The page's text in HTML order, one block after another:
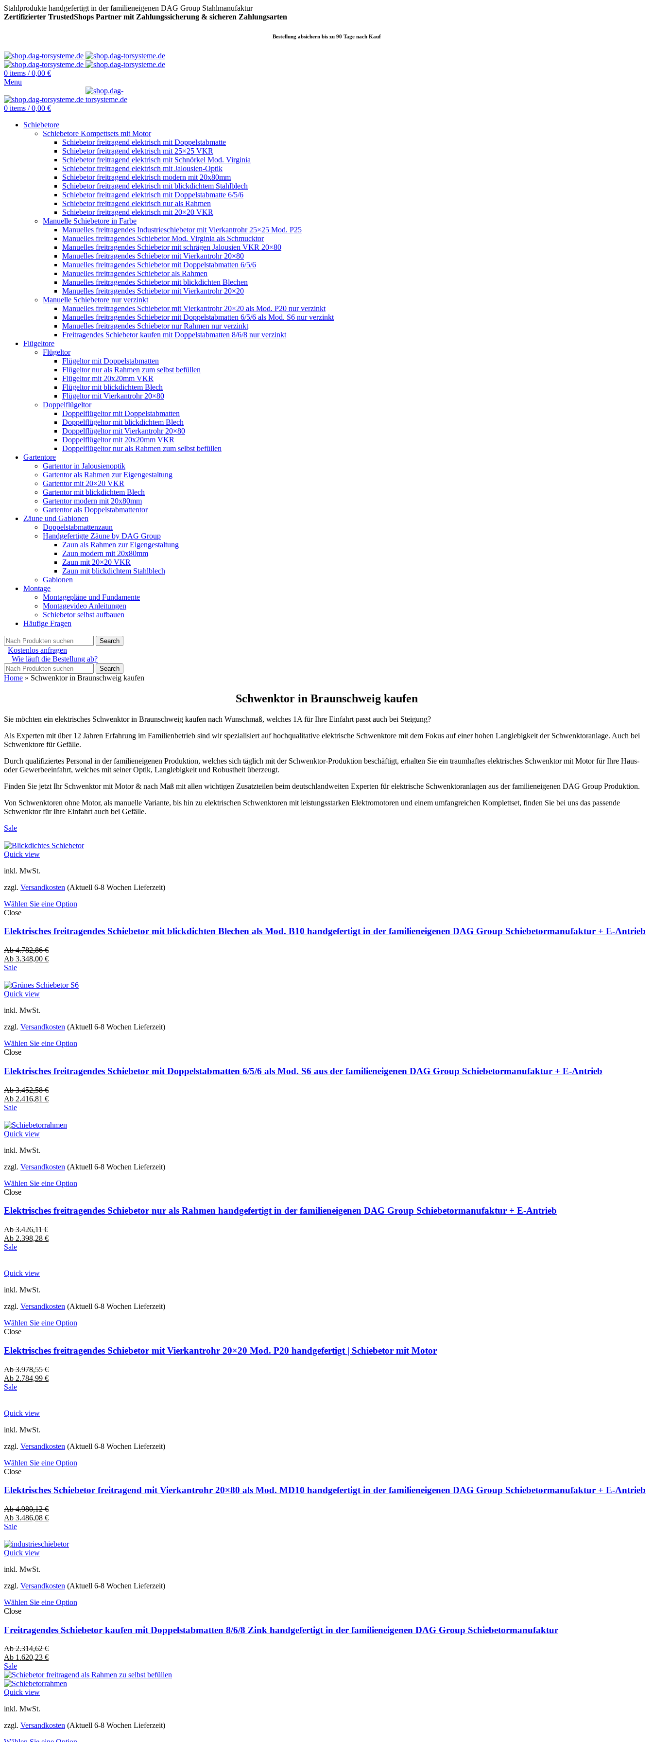
Stahlprodukte handgefertigt in der familieneigenen DAG Group Stahlmanufaktur
Zertifizierter TrustedShops Partner mit Zahlungssicherung & sicheren Zahlungsarten
Bestellung absichern bis zu 90 Tage nach Kauf
0 items / 0,00 €
Menu
0 items / 0,00 €
Schiebetore
Schiebetore Kompettsets mit Motor
Schiebetor freitragend elektrisch mit Doppelstabmatte
Schiebetor freitragend elektrisch mit 25×25 VKR
Schiebetor freitragend elektrisch mit Schnörkel Mod. Virginia
Schiebetor freitragend elektrisch mit Jalousien-Optik
Schiebetor freitragend elektrisch modern mit 20x80mm
Schiebetor freitragend elektrisch mit blickdichtem Stahlblech
Schiebetor freitragend elektrisch mit Doppelstabmatte 6/5/6
Schiebetor freitragend elektrisch nur als Rahmen
Schiebetor freitragend elektrisch mit 20×20 VKR
Manuelle Schiebetore in Farbe
Manuelles freitragendes Industrieschiebetor mit Vierkantrohr 25×25 Mod. P25
Manuelles freitragendes Schiebetor Mod. Virginia als Schmucktor
Manuelles freitragendes Schiebetor mit schrägen Jalousien VKR 20×80
Manuelles freitragendes Schiebetor mit Vierkantrohr 20×80
Manuelles freitragendes Schiebetor mit Doppelstabmatten 6/5/6
Manuelles freitragendes Schiebetor als Rahmen
Manuelles freitragendes Schiebetor mit blickdichten Blechen
Manuelles freitragendes Schiebetor mit Vierkantrohr 20×20
Manuelle Schiebetore nur verzinkt
Manuelles freitragendes Schiebetor mit Vierkantrohr 20×20 als Mod. P20 nur verzinkt
Manuelles freitragendes Schiebetor mit Doppelstabmatten 6/5/6 als Mod. S6 nur verzinkt
Manuelles freitragendes Schiebetor nur Rahmen nur verzinkt
Freitragendes Schiebetor kaufen mit Doppelstabmatten 8/6/8 nur verzinkt
Flügeltore
Flügeltor
Flügeltor mit Doppelstabmatten
Flügeltor nur als Rahmen zum selbst befüllen
Flügeltor mit 20x20mm VKR
Flügeltor mit blickdichtem Blech
Flügeltor mit Vierkantrohr 20×80
Doppelflügeltor
Doppelflügeltor mit Doppelstabmatten
Doppelflügeltor mit blickdichtem Blech
Doppelflügeltor mit Vierkantrohr 20×80
Doppelflügeltor mit 20x20mm VKR
Doppelflügeltor nur als Rahmen zum selbst befüllen
Gartentore
Gartentor in Jalousienoptik
Gartentor als Rahmen zur Eigengestaltung
Gartentor mit 20×20 VKR
Gartentor mit blickdichtem Blech
Gartentor modern mit 20x80mm
Gartentor als Doppelstabmattentor
Zäune und Gabionen
Doppelstabmattenzaun
Handgefertigte Zäune by DAG Group
Zaun als Rahmen zur Eigengestaltung
Zaun modern mit 20x80mm
Zaun mit 20×20 VKR
Zaun mit blickdichtem Stahlblech
Gabionen
Montage
Montagepläne und Fundamente
Montagevideo Anleitungen
Schiebetor selbst aufbauen
Häufige Fragen
Search
Kostenlos anfragen
Wie läuft die Bestellung ab?
Search
Home » Schwenktor in Braunschweig kaufen
Schwenktor in Braunschweig kaufen
Sie möchten ein elektrisches Schwenktor in Braunschweig kaufen nach Wunschmaß, welches 1A für Ihre Einfahrt passt auch bei Steigung?
Als Experten mit über 12 Jahren Erfahrung im Familienbetrieb sind wir spezialisiert auf hochqualitative elektrische Schwenktore mit dem Fokus auf einer hohen Langlebigkeit der Schwenktoranlage. Auch bei
Schwenktore für Gefälle.
Durch qualifiziertes Personal in der familieneigenen Produktion, welches sich täglich mit der Schwenktor-Produktion beschäftigt, erhalten Sie ein traumhaftes elektrisches Schwenktor mit Motor für Ihre Haus-
oder Gewerbeeinfahrt, welches mit seiner Optik, Langlebigkeit und Robustheit überzeugt.
Finden Sie jetzt Ihr Schwenktor mit Motor & nach Maß mit allen wichtigen Zusatzteilen beim deutschlandweiten Experten für elektrische Schwenktoranlagen aus der familieneigenen DAG Group Produktion.
Von Schwenktoren ohne Motor, als manuelle Variante, bis hin zu elektrischen Schwenktoren mit leistungsstarken Elektromotoren und einem umfangreichen Komplettset, finden Sie bei uns das passende
Schwenktor für Ihre Einfahrt auch bei Gefälle.
Sale
Quick view
inkl. MwSt.
zzgl. Versandkosten (Aktuell 6-8 Wochen Lieferzeit)
Wählen Sie eine Option
Close
Elektrisches freitragendes Schiebetor mit blickdichten Blechen als Mod. B10 handgefertigt in der familieneigenen DAG Group Schiebetormanufaktur + E-Antrieb
Ab4.782,86€
Ab 3.348,00 €
Sale
Quick view
inkl. MwSt.
zzgl. Versandkosten (Aktuell 6-8 Wochen Lieferzeit)
Wählen Sie eine Option
Close
Elektrisches freitragendes Schiebetor mit Doppelstabmatten 6/5/6 als Mod. S6 aus der familieneigenen DAG Group Schiebetormanufaktur + E-Antrieb
Ab3.452,58€
Ab 2.416,81 €
Sale
Quick view
inkl. MwSt.
zzgl. Versandkosten (Aktuell 6-8 Wochen Lieferzeit)
Wählen Sie eine Option
Close
Elektrisches freitragendes Schiebetor nur als Rahmen handgefertigt in der familieneigenen DAG Group Schiebetormanufaktur + E-Antrieb
Ab3.426,11€
Ab 2.398,28 €
Sale
Quick view
inkl. MwSt.
zzgl. Versandkosten (Aktuell 6-8 Wochen Lieferzeit)
Wählen Sie eine Option
Close
Elektrisches freitragendes Schiebetor mit Vierkantrohr 20×20 Mod. P20 handgefertigt | Schiebetor mit Motor
Ab3.978,55€
Ab 2.784,99 €
Sale
Quick view
inkl. MwSt.
zzgl. Versandkosten (Aktuell 6-8 Wochen Lieferzeit)
Wählen Sie eine Option
Close
Elektrisches Schiebetor freitragend mit Vierkantrohr 20×80 als Mod. MD10 handgefertigt in der familieneigenen DAG Group Schiebetormanufaktur + E-Antrieb
Ab4.980,12€
Ab 3.486,08 €
Sale
Quick view
inkl. MwSt.
zzgl. Versandkosten (Aktuell 6-8 Wochen Lieferzeit)
Wählen Sie eine Option
Close
Freitragendes Schiebetor kaufen mit Doppelstabmatten 8/6/8 Zink handgefertigt in der familieneigenen DAG Group Schiebetormanufaktur
Ab2.314,62€
Ab 1.620,23 €
Sale
Quick view
inkl. MwSt.
zzgl. Versandkosten (Aktuell 6-8 Wochen Lieferzeit)